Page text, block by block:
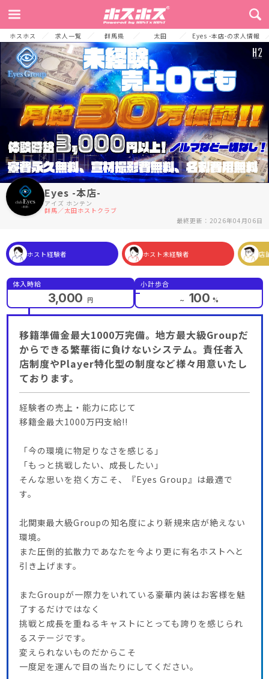
ホスホス 求人一覧 群馬県 太田 Eyes -本店-の求人情報
TOP お店からのメッセージ 募集要項 採用プロセス
Eyes -本店-
アイズ ホンテン
群馬／太田ホストクラブ
最終更新：2026年04月06日
ホスト経験者 ホスト未経験者 店
体入時給
3,000 円
小計歩合
～ 100 %
移籍準備金最大1000万完備。地方最大級Groupだ
からできる繁華街に負けないシステム。責任者入
店制度やPlayer特化型の制度など様々用意いたし
ております。
経験者の売上・能力に応じて
移籍金最大1000万円支給!!
「今の環境に物足りなさを感じる」
「もっと挑戦したい、成長したい」
そんな思いを抱く方こそ、『Eyes Group』は最適で
す。
北関東最大級Groupの知名度により新規来店が絶えない
環境。
また圧倒的拡散力であなたを今より更に有名ホストへと
引き上げます。
またGroupが一際力をいれている豪華内装はお客様を魅
了するだけではなく
挑戦と成長を重ねるキャストにとっても誇りを感じられ
るステージです。
変えられないものだからこそ
一度足を運んで目の当たりにしてください。